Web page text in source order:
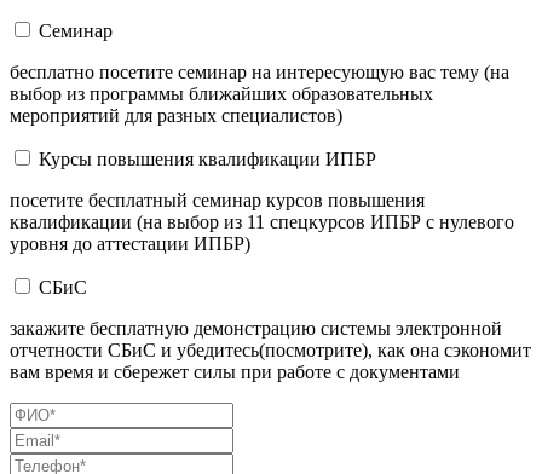
Семинар
бесплатно посетите семинар на интересующую вас тему (на
выбор из программы ближайших образовательных
мероприятий для разных специалистов)
Курсы повышения квалификации ИПБР
посетите бесплатный семинар курсов повышения
квалификации (на выбор из 11 спецкурсов ИПБР с нулевого
уровня до аттестации ИПБР)
СБиС
закажите бесплатную демонстрацию системы электронной
отчетности СБиС и убедитесь(посмотрите), как она сэкономит
вам время и сбережет силы при работе с документами